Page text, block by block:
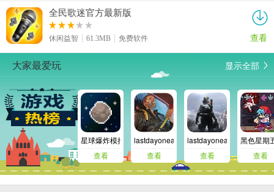
全民歌迷官方最新版
休闲益智 61.3MB 免费软件 查看
大家最爱玩 显示全部
星球爆炸模拟器安卓版
查看
lastdayonearth
查看
lastdayonearth欧洲
查看
黑色星期
查看